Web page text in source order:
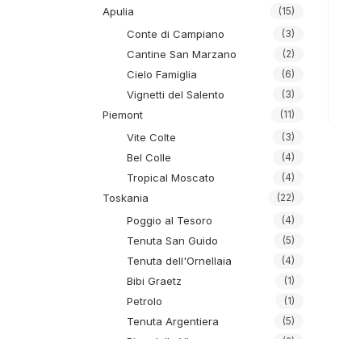
Apulia (15)
Conte di Campiano (3)
Cantine San Marzano (2)
Cielo Famiglia (6)
Vignetti del Salento (3)
Piemont (11)
Vite Colte (3)
Bel Colle (4)
Tropical Moscato (4)
Toskania (22)
Poggio al Tesoro (4)
Tenuta San Guido (5)
Tenuta dell'Ornellaia (4)
Bibi Graetz (1)
Petrolo (1)
Tenuta Argentiera (5)